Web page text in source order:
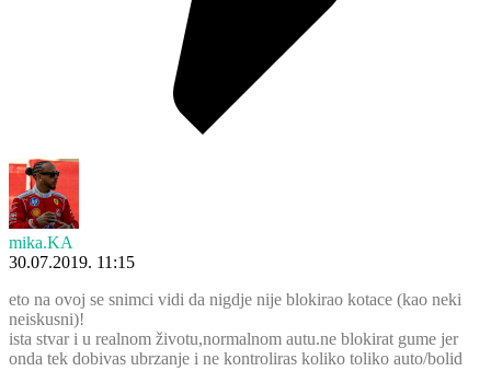
mika.KA
30.07.2019. 11:15
eto na ovoj se snimci vidi da nigdje nije blokirao kotace (kao neki
neiskusni)!
ista stvar i u realnom životu,normalnom autu.ne blokirat gume jer
onda tek dobivas ubrzanje i ne kontroliras koliko toliko auto/bolid